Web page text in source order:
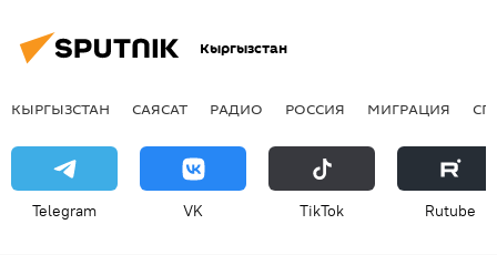
Кыргызстан
КЫРГЫЗСТАН САЯСАТ РАДИО РОССИЯ МИГРАЦИЯ
Telegram VK ТikТоk Rutube